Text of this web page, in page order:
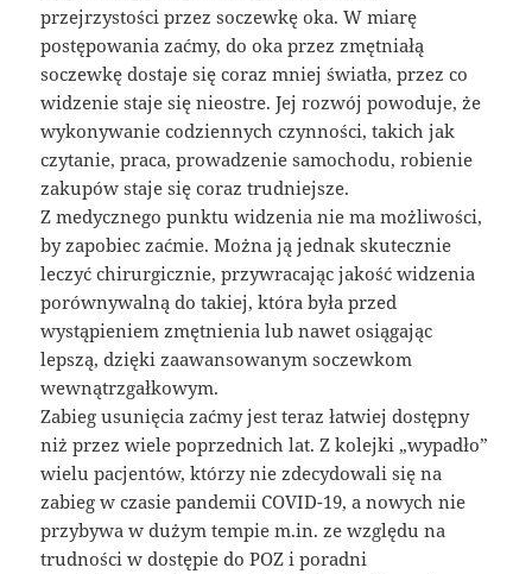
przejrzystości przez soczewkę oka. W miarę
postępowania zaćmy, do oka przez zmętniałą
soczewkę dostaje się coraz mniej światła, przez co
widzenie staje się nieostre. Jej rozwój powoduje, że
wykonywanie codziennych czynności, takich jak
czytanie, praca, prowadzenie samochodu, robienie
zakupów staje się coraz trudniejsze.
Z medycznego punktu widzenia nie ma możliwości,
by zapobiec zaćmie. Można ją jednak skutecznie
leczyć chirurgicznie, przywracając jakość widzenia
porównywalną do takiej, która była przed
wystąpieniem zmętnienia lub nawet osiągając
lepszą, dzięki zaawansowanym soczewkom
wewnątrzgałkowym.
Zabieg usunięcia zaćmy jest teraz łatwiej dostępny
niż przez wiele poprzednich lat. Z kolejki „wypadło”
wielu pacjentów, którzy nie zdecydowali się na
zabieg w czasie pandemii COVID-19, a nowych nie
przybywa w dużym tempie m.in. ze względu na
trudności w dostępie do POZ i poradni